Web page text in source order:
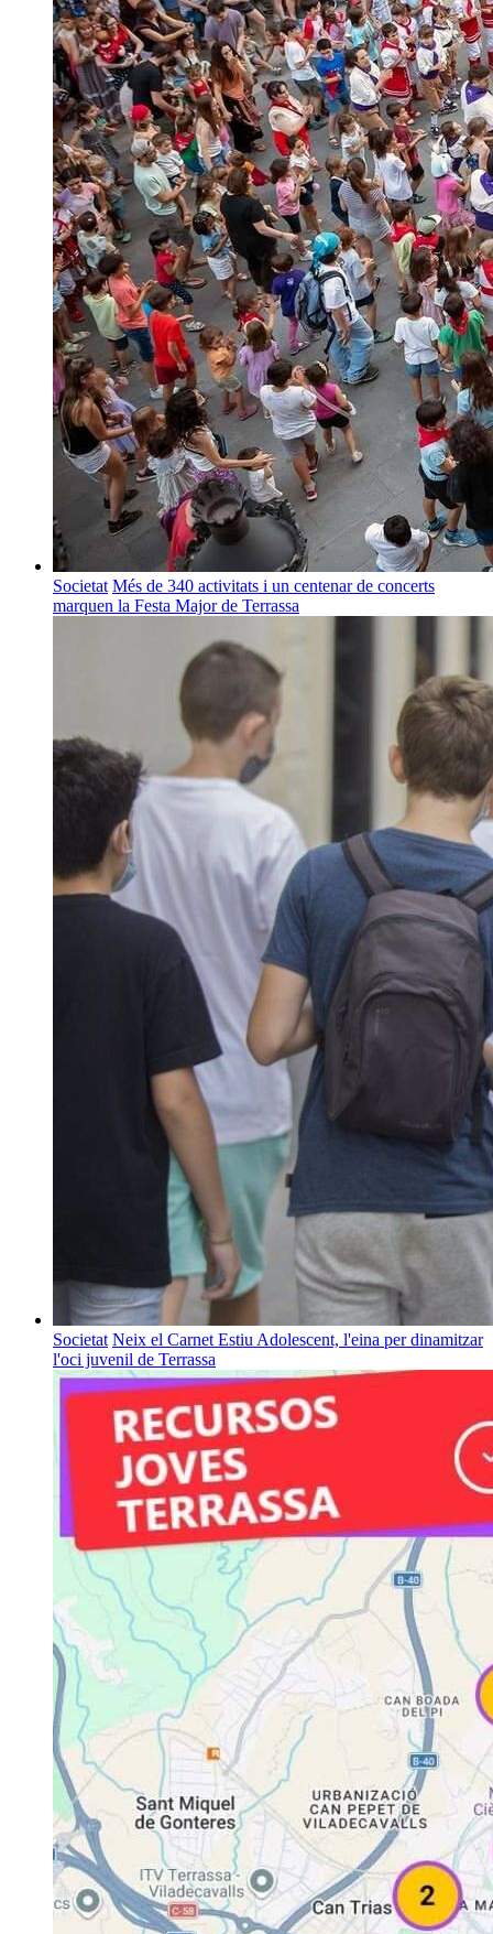
Societat Més de 340 activitats i un centenar de concerts
marquen la Festa Major de Terrassa
Societat Neix el Carnet Estiu Adolescent, l'eina per dinamitzar
l'oci juvenil de Terrassa